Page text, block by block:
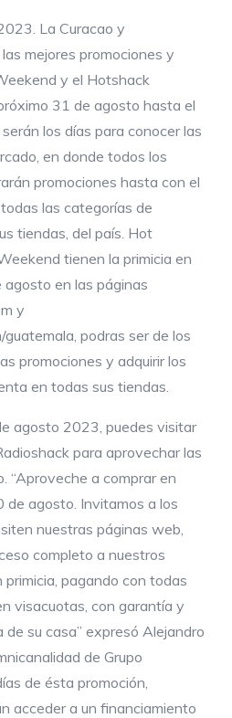
La Curacao y
mejores promociones y
y el Hotshack
31 de agosto hasta el
los días para conocer las
en donde todos los
promociones hasta con el
las categorías de
tiendas, del país. Hot
tienen la primicia en
en las páginas
y
podras ser de los
promociones y adquirir los
en todas sus tiendas.
agosto 2023, puedes visitar
para aprovechar las
“Aproveche a comprar en
de agosto. Invitamos a los
nuestras páginas web,
completo a nuestros
pagando con todas
visacuotas, con garantía y
su casa” expresó Alejandro
de Grupo
de ésta promoción,
acceder a un financiamiento